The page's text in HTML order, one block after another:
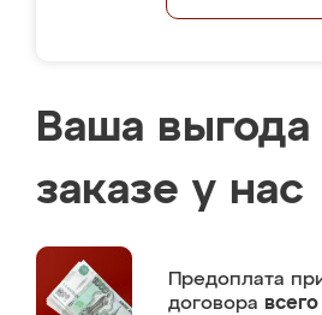
Ваша
заказе у нас
Предоплата
договора